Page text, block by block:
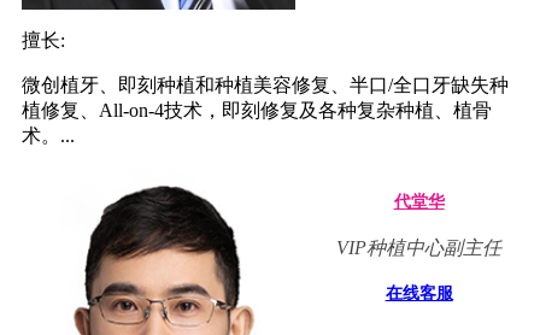
擅长:
微创植牙、即刻种植和种植美容修复、半口/全口牙缺失种
植修复、All-on-4技术，即刻修复及各种复杂种植、植骨
术。...
代堂华
VIP种植中心副主任
在线客服